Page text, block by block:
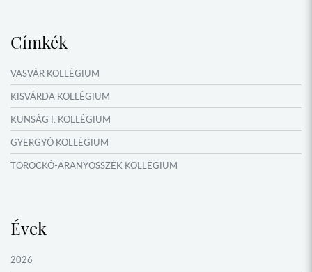
Címkék
VASVÁR KOLLÉGIUM
KISVÁRDA KOLLÉGIUM
KUNSÁG I. KOLLÉGIUM
GYERGYÓ KOLLÉGIUM
TOROCKÓ-ARANYOSSZÉK KOLLÉGIUM
GARAM MENTI KOLLÉGIUM
ŐRVIDÉK KOLLÉGIUM
Évek
2026